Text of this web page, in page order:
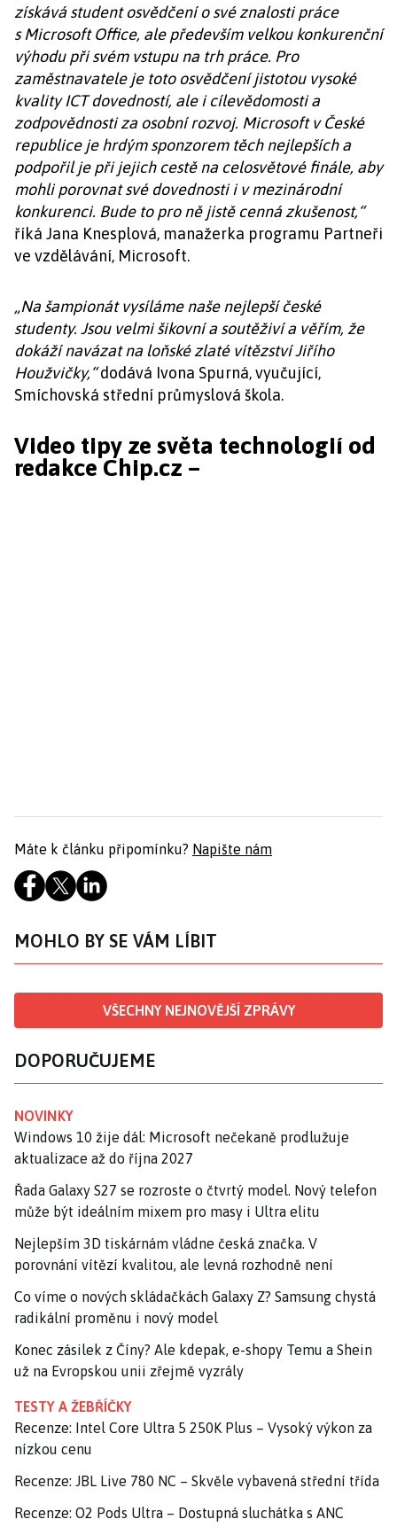
získává student osvědčení o své znalosti práce
s Microsoft Office, ale především velkou konkurenční
výhodu při svém vstupu na trh práce. Pro
zaměstnavatele je toto osvědčení jistotou vysoké
kvality ICT dovedností, ale i cílevědomosti a
zodpovědnosti za osobní rozvoj. Microsoft v České
republice je hrdým sponzorem těch nejlepších a
podpořil je při jejich cestě na celosvětové finále, aby
mohli porovnat své dovednosti i v mezinárodní
konkurenci. Bude to pro ně jistě cenná zkušenost,“
říká Jana Knesplová, manažerka programu Partneři
ve vzdělávání, Microsoft.
„Na šampionát vysíláme naše nejlepší české
studenty. Jsou velmi šikovní a soutěživí a věřím, že
dokáží navázat na loňské zlaté vítězství Jiřího
Houžvičky,“dodává Ivona Spurná, vyučující,
Smíchovská střední průmyslová škola.
Video tipy ze světa technologií od
redakce Chip.cz –
Máte k článku připomínku? Napište nám
MOHLO BY SE VÁM LÍBIT
VŠECHNY NEJNOVĚJŠÍ ZPRÁVY
DOPORUČUJEME
NOVINKY
Windows 10 žije dál: Microsoft nečekaně prodlužuje
aktualizace až do října 2027
Řada Galaxy S27 se rozroste o čtvrtý model. Nový telefon
může být ideálním mixem pro masy i Ultra elitu
Nejlepším 3D tiskárnám vládne česká značka. V
porovnání vítězí kvalitou, ale levná rozhodně není
Co víme o nových skládačkách Galaxy Z? Samsung chystá
radikální proměnu i nový model
Konec zásilek z Číny? Ale kdepak, e-shopy Temu a Shein
už na Evropskou unii zřejmě vyzrály
TESTY A ŽEBŘÍČKY
Recenze: Intel Core Ultra 5 250K Plus – Vysoký výkon za
nízkou cenu
Recenze: JBL Live 780 NC – Skvěle vybavená střední třída
Recenze: O2 Pods Ultra – Dostupná sluchátka s ANC